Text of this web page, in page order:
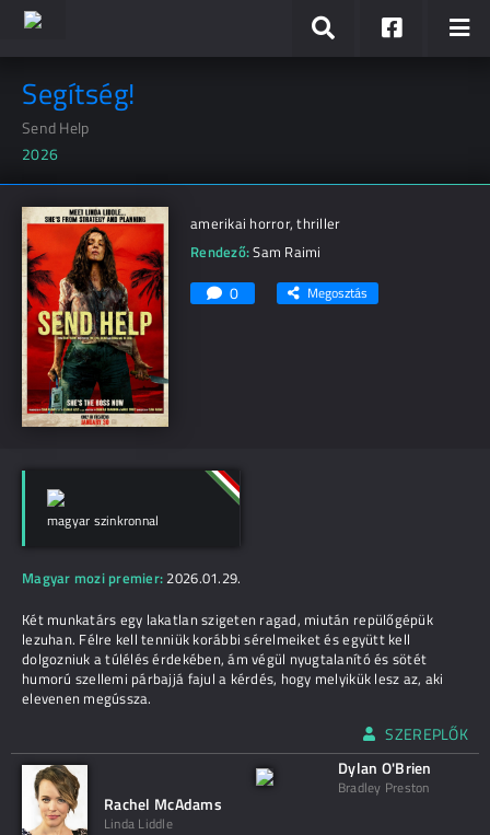
Segítség!
Send Help
2026
amerikai horror, thriller
Rendező:Sam Raimi
0 Megosztás
magyar szinkronnal
Magyar mozi premier: 2026.01.29.
Két munkatárs egy lakatlan szigeten ragad, miután repülőgépük
lezuhan. Félre kell tenniük korábbi sérelmeiket és együtt kell
dolgozniuk a túlélés érdekében, ám végül nyugtalanító és sötét
humorú szellemi párbajjá fajul a kérdés, hogy melyikük lesz az, aki
elevenen megússza.
SZEREPLŐK
Rachel McAdams
Linda Liddle
Dylan O'Brien
Bradley Preston